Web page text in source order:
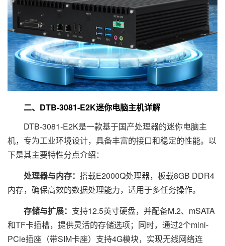
二、DTB-3081-E2K迷你电脑主机详解
DTB-3081-E2K是一款基于国产处理器的迷你电脑主
机，专为工业环境设计，具备丰富的接口和稳定的性能。以
下是其主要特性分点介绍：
处理器与内存： 搭载E2000Q处理器，板载8GB DDR4
内存，确保高效的数据处理能力，适用于多任务操作。
存储与扩展： 支持12.5英寸硬盘，并配备M.2、mSATA
和TF卡插槽，提供灵活的存储选项；同时，通过2个mini-
PCie插座（带SIM卡座）支持4G模块，实现无线网络连